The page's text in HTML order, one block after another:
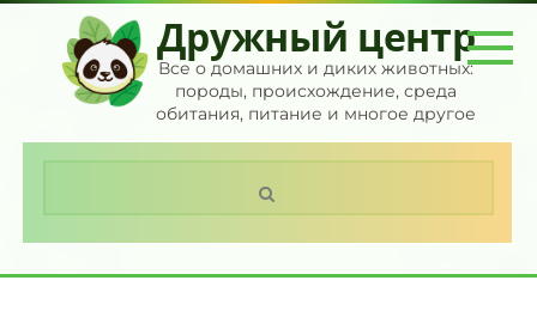
Перейти
контенту
Дружный центр
Все о домашних и диких животных:
породы, происхождение, среда
обитания, питание и многое другое